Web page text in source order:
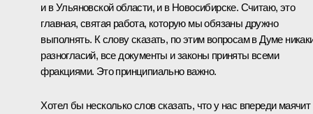
и в Ульяновской области, и в Новосибирске. Считаю, это
главная, святая работа, которую мы обязаны дружно
выполнять. К слову сказать, по этим вопросам в Думе
разногласий, все документы и законы приняты всеми
фракциями. Это принципиально важно.
Хотел бы несколько слов сказать, что у нас впереди маячит